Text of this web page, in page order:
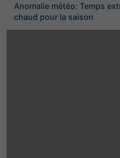
Anomalie météo: Temps
chaud pour la saison